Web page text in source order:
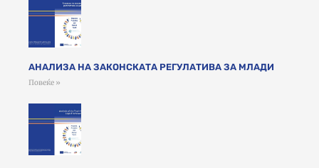
АНАЛИЗА НА ЗАКОНСКАТА РЕГУЛАТИВА ЗА МЛАДИ
Повеќе »